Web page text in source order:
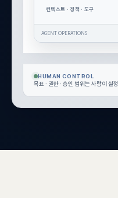
컨텍스트 · 정책 · 도구
AGENT OPERATIONS
HUMAN CONTROL
목표 · 권한 · 승인 범위는 사람이 설정